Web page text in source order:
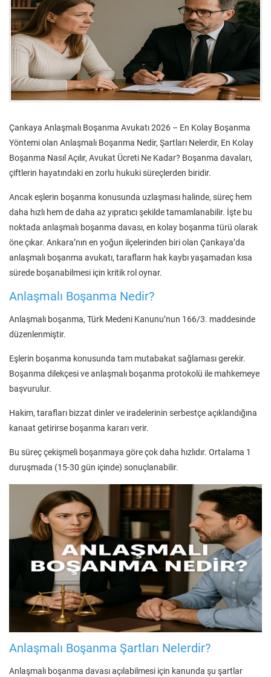
Çankaya Anlaşmalı Boşanma Avukatı 2026 – En Kolay Boşanma
Yöntemi olan Anlaşmalı Boşanma Nedir, Şartları Nelerdir, En Kolay
Boşanma Nasıl Açılır, Avukat Ücreti Ne Kadar? Boşanma davaları,
çiftlerin hayatındaki en zorlu hukuki süreçlerden biridir.
Ancak eşlerin boşanma konusunda uzlaşması halinde, süreç hem
daha hızlı hem de daha az yıpratıcı şekilde tamamlanabilir. İşte bu
noktada anlaşmalı boşanma davası, en kolay boşanma türü olarak
öne çıkar. Ankara’nın en yoğun ilçelerinden biri olan Çankaya’da
anlaşmalı boşanma avukatı, tarafların hak kaybı yaşamadan kısa
sürede boşanabilmesi için kritik rol oynar.
Anlaşmalı Boşanma Nedir?
Anlaşmalı boşanma, Türk Medeni Kanunu’nun 166/3. maddesinde
düzenlenmiştir.
Eşlerin boşanma konusunda tam mutabakat sağlaması gerekir.
Boşanma dilekçesi ve anlaşmalı boşanma protokolü ile mahkemeye
başvurulur.
Hakim, tarafları bizzat dinler ve iradelerinin serbestçe açıklandığına
kanaat getirirse boşanma kararı verir.
Bu süreç çekişmeli boşanmaya göre çok daha hızlıdır. Ortalama 1
duruşmada (15-30 gün içinde) sonuçlanabilir.
Anlaşmalı Boşanma Şartları Nelerdir?
Anlaşmalı boşanma davası açılabilmesi için kanunda şu şartlar